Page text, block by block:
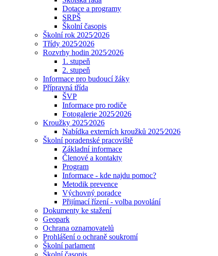
Dotace a programy
SRPŠ
Školní časopis
Školní rok 2025⁄2026
Třídy 2025⁄2026
Rozvrhy hodin 2025⁄2026
1. stupeň
2. stupeň
Informace pro budoucí žáky
Přípravná třída
ŠVP
Informace pro rodiče
Fotogalerie 2025⁄2026
Kroužky 2025⁄2026
Nabídka externích kroužků 2025⁄2026
Školní poradenské pracoviště
Základní informace
Členové a kontakty
Program
Informace - kde najdu pomoc?
Metodik prevence
Výchovný poradce
Přijímací řízení - volba povolání
Dokumenty ke stažení
Geopark
Ochrana oznamovatelů
Prohlášení o ochraně soukromí
Školní parlament
Školní časopis